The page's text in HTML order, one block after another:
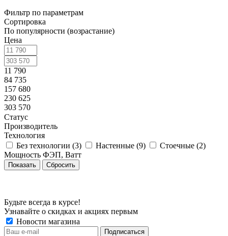
Фильтр по параметрам
Сортировка
По популярности (возрастание)
Цена
11 790
84 735
157 680
230 625
303 570
Статус
Производитель
Технология
Без технологии (3) Настенные (9) Стоечные (2)
Мощность ФЭП, Ватт
Сбросить
Будьте всегда в курсе!
Узнавайте о скидках и акциях первым
Новости магазина